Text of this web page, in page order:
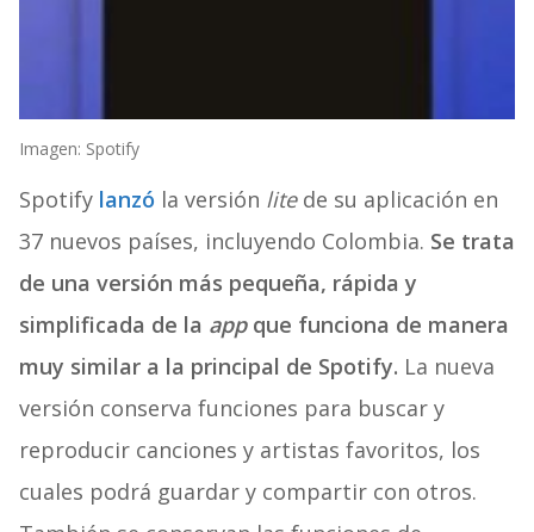
Imagen: Spotify
Spotify lanzó la versión litede su aplicación en
37 nuevos países, incluyendo Colombia. Se trata
de una versión más pequeña, rápida y
simplificada de la appque funciona de manera
muy similar a la principal de Spotify. La nueva
versión conserva funciones para buscar y
reproducir canciones y artistas favoritos, los
cuales podrá guardar y compartir con otros.